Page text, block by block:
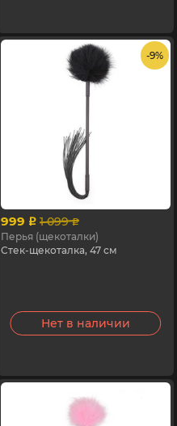
- 9%
999 p 1 099 p
Перья (щекоталки)
Стек-щекоталка, 47 см
Нет в наличии